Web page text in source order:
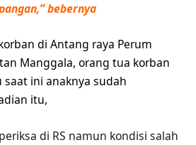
bebernya
di Antang raya Perum
Manggala, orang tua korban
saat ini anaknya sudah
itu,
di RS namun kondisi salah